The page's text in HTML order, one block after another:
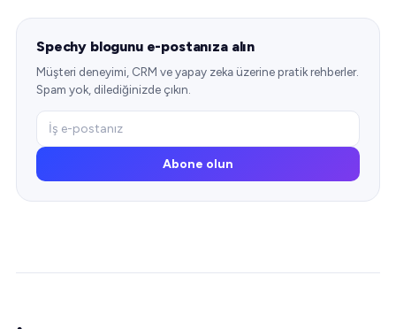
Spechy blogunu e-postanıza alın
Müşteri deneyimi, CRM ve yapay zeka üzerine pratik rehberler.
Spam yok, dilediğinizde çıkın.
Abone olun